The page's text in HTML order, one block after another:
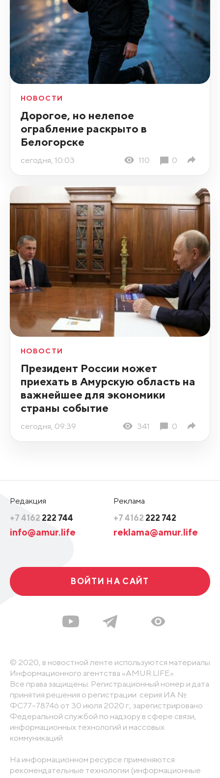
НОВОСТИ
Дорогое, но нелепое
ограбление раскрыто в
Белогорске
сегодня, 10:03 110 0
НОВОСТИ
Президент России может
приехать в Амурскую область на
важнейшее для экономики
страны событие
сегодня, 09:39 341 0
Редакция
+7 4162 222 744
info@amur.life
Реклама
+7 4162 222 742
reklama@amur.life
ВОЙТИ НА САЙТ
© 2020, в новостной ленте используются материалы
Информационного агентства «AMUR.LIFE».
Все права защищены. Регистрационный номер и дата
принятия решения о регистрации: серия ИА №
ФС77-78746 от 30 июля 2020 г., зарегистрировано
Федеральной службой по надзору в сфере связи,
информационных технологий и массовых
коммуникаций
На информационном ресурсе применяются
рекомендательные технологии (информационные